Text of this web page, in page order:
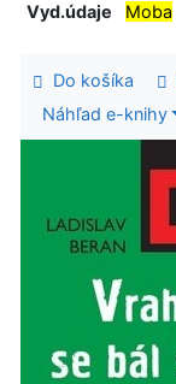
Vyd.údaje
Moba
Do košíka
Náhľad e-knihy